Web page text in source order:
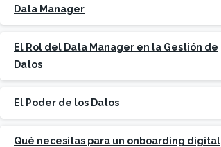
Data Manager
El Rol del Data Manager en la Gestión de
Datos
El Poder de los Datos
Qué necesitas para un onboarding digital